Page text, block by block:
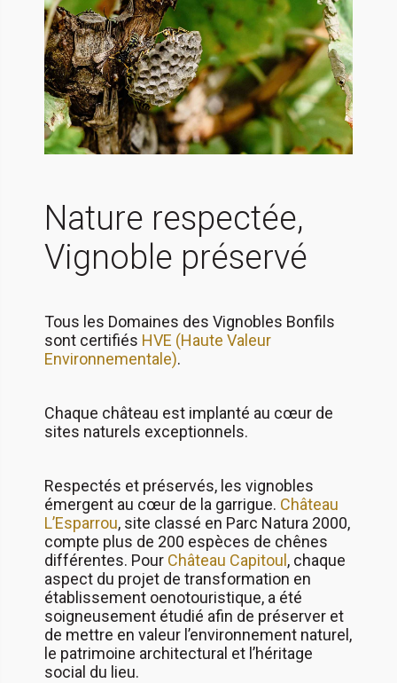
Nature respectée,
Vignoble préservé
Tous les Domaines des Vignobles Bonfils
sont certifiés HVE (Haute Valeur
Environnementale).
Chaque château est implanté au cœur de
sites naturels exceptionnels.
Respectés et préservés, les vignobles
émergent au cœur de la garrigue. Château
L’Esparrou, site classé en Parc Natura 2000,
compte plus de 200 espèces de chênes
différentes. Pour Château Capitoul , chaque
aspect du projet de transformation en
établissement oenotouristique, a été
soigneusement étudié afin de préserver et
de mettre en valeur l’environnement naturel,
le patrimoine architectural et l’héritage
social du lieu.